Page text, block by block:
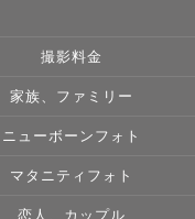
撮影料金
家族、ファミリー
ニューボーンフォト
マタニティフォト
恋人、カップル